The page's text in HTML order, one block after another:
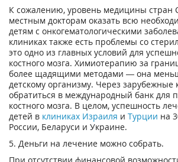
К сожалению, уровень медицины стран
местным докторам оказать всю
детям с онкогематологическими
клиниках также есть проблемы со
это одно из главных условий для
костного мозга. Химиотерапию за
более щадящими методами — она
детскому организму. Через
обратиться в международный банк для
костного мозга. В целом, успешность
детей в клиниках Израиля и Турции на
России, Беларуси и Украине.
5. Деньги на лечение можно собрать.